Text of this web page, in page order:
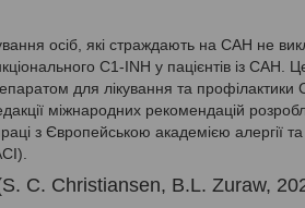
осіб, які страждають на САН не
С1-INH у пацієнтів із
для лікування та профілактики
міжнародних рекомендацій
з Європейською академією алергії та
C. Christiansen, B.L. Zuraw,